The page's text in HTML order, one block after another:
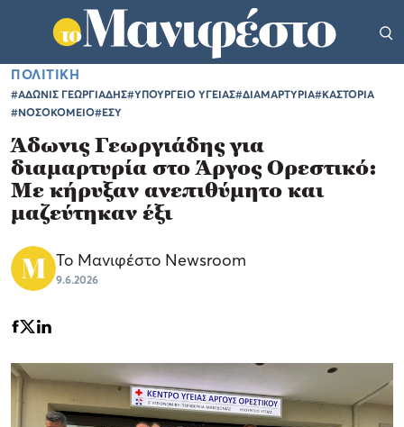
ΠΟΛΙΤΙΚΗ
#ΑΔΩΝΙΣ ΓΕΩΡΓΙΑΔΗΣ#ΥΠΟΥΡΓΕΙΟ ΥΓΕΙΑΣ#ΔΙΑΜΑΡΤΥΡΙΑ#ΚΑΣΤΟΡΙΑ
#ΝΟΣΟΚΟΜΕΙΟ#ΕΣΥ
Άδωνις Γεωργιάδης για
διαμαρτυρία στο Άργος Ορεστικό:
Με κήρυξαν ανεπιθύμητο και
μαζεύτηκαν έξι
Το Μανιφέστο Newsroom
9.6.2026